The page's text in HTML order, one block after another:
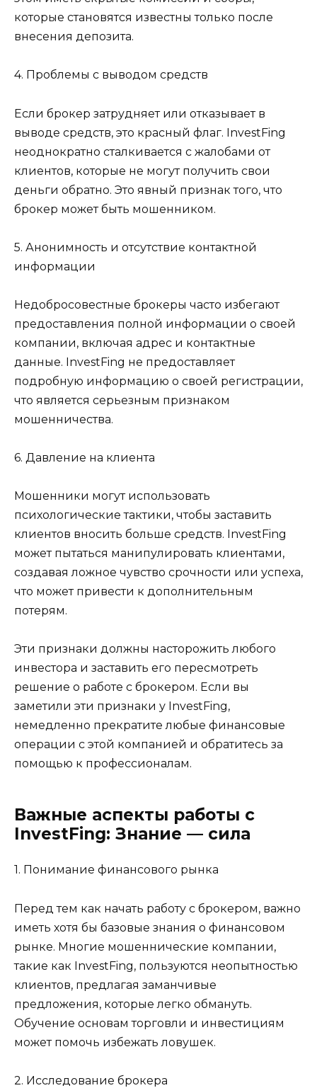
которые становятся известны только после
внесения депозита.
4. Проблемы с выводом средств
Если брокер затрудняет или отказывает в
выводе средств, это красный флаг. InvestFing
неоднократно сталкивается с жалобами от
клиентов, которые не могут получить свои
деньги обратно. Это явный признак того, что
брокер может быть мошенником.
5. Анонимность и отсутствие контактной
информации
Недобросовестные брокеры часто избегают
предоставления полной информации о своей
компании, включая адрес и контактные
данные. InvestFing не предоставляет
подробную информацию о своей регистрации,
что является серьезным признаком
мошенничества.
6. Давление на клиента
Мошенники могут использовать
психологические тактики, чтобы заставить
клиентов вносить больше средств. InvestFing
может пытаться манипулировать клиентами,
создавая ложное чувство срочности или успеха,
что может привести к дополнительным
потерям.
Эти признаки должны насторожить любого
инвестора и заставить его пересмотреть
решение о работе с брокером. Если вы
заметили эти признаки у InvestFing,
немедленно прекратите любые финансовые
операции с этой компанией и обратитесь за
помощью к профессионалам.
Важные аспекты работы с
InvestFing: Знание — сила
1. Понимание финансового рынка
Перед тем как начать работу с брокером, важно
иметь хотя бы базовые знания о финансовом
рынке. Многие мошеннические компании,
такие как InvestFing, пользуются неопытностью
клиентов, предлагая заманчивые
предложения, которые легко обмануть.
Обучение основам торговли и инвестициям
может помочь избежать ловушек.
2. Исследование брокера